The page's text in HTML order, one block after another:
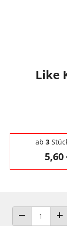
Like
Staffelpreise -
ab 3
5,60
ANZAHL